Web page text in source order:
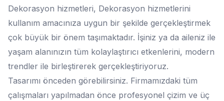
Dekorasyon hizmetleri, Dekorasyon hizmetlerini
kullanım amacınıza uygun bir şekilde gerçekleştirmek
çok büyük bir önem taşımaktadır. İşiniz ya da aileniz ile
yaşam alanınızın tüm kolaylaştırıcı etkenlerini, modern
trendler ile birleştirerek gerçekleştiriyoruz.
Tasarımı önceden görebilirsiniz. Firmamızdaki tüm
çalışmaları yapılmadan önce profesyonel çizim ve üç